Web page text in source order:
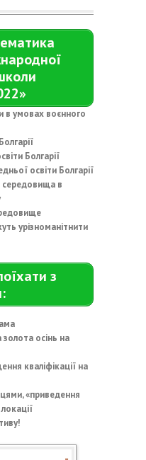
в умовах воєнного
Болгарії
освіти Болгарії
середовища в
урізноманітнити
з
осінь на
кваліфікації на
«приведення